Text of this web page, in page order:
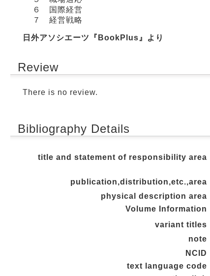
６ 国際経営
７ 経営戦略
日外アソシエーツ『BookPlus』より
Review
There is no review.
Bibliography Details
title and statement of responsibility area
publication,distribution,etc.,area
physical description area
Volume Information
variant titles
note
NCID
text language code